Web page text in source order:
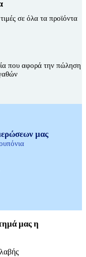
σε όλα τα προϊόντα
που αφορά την πώληση
μας
μας η